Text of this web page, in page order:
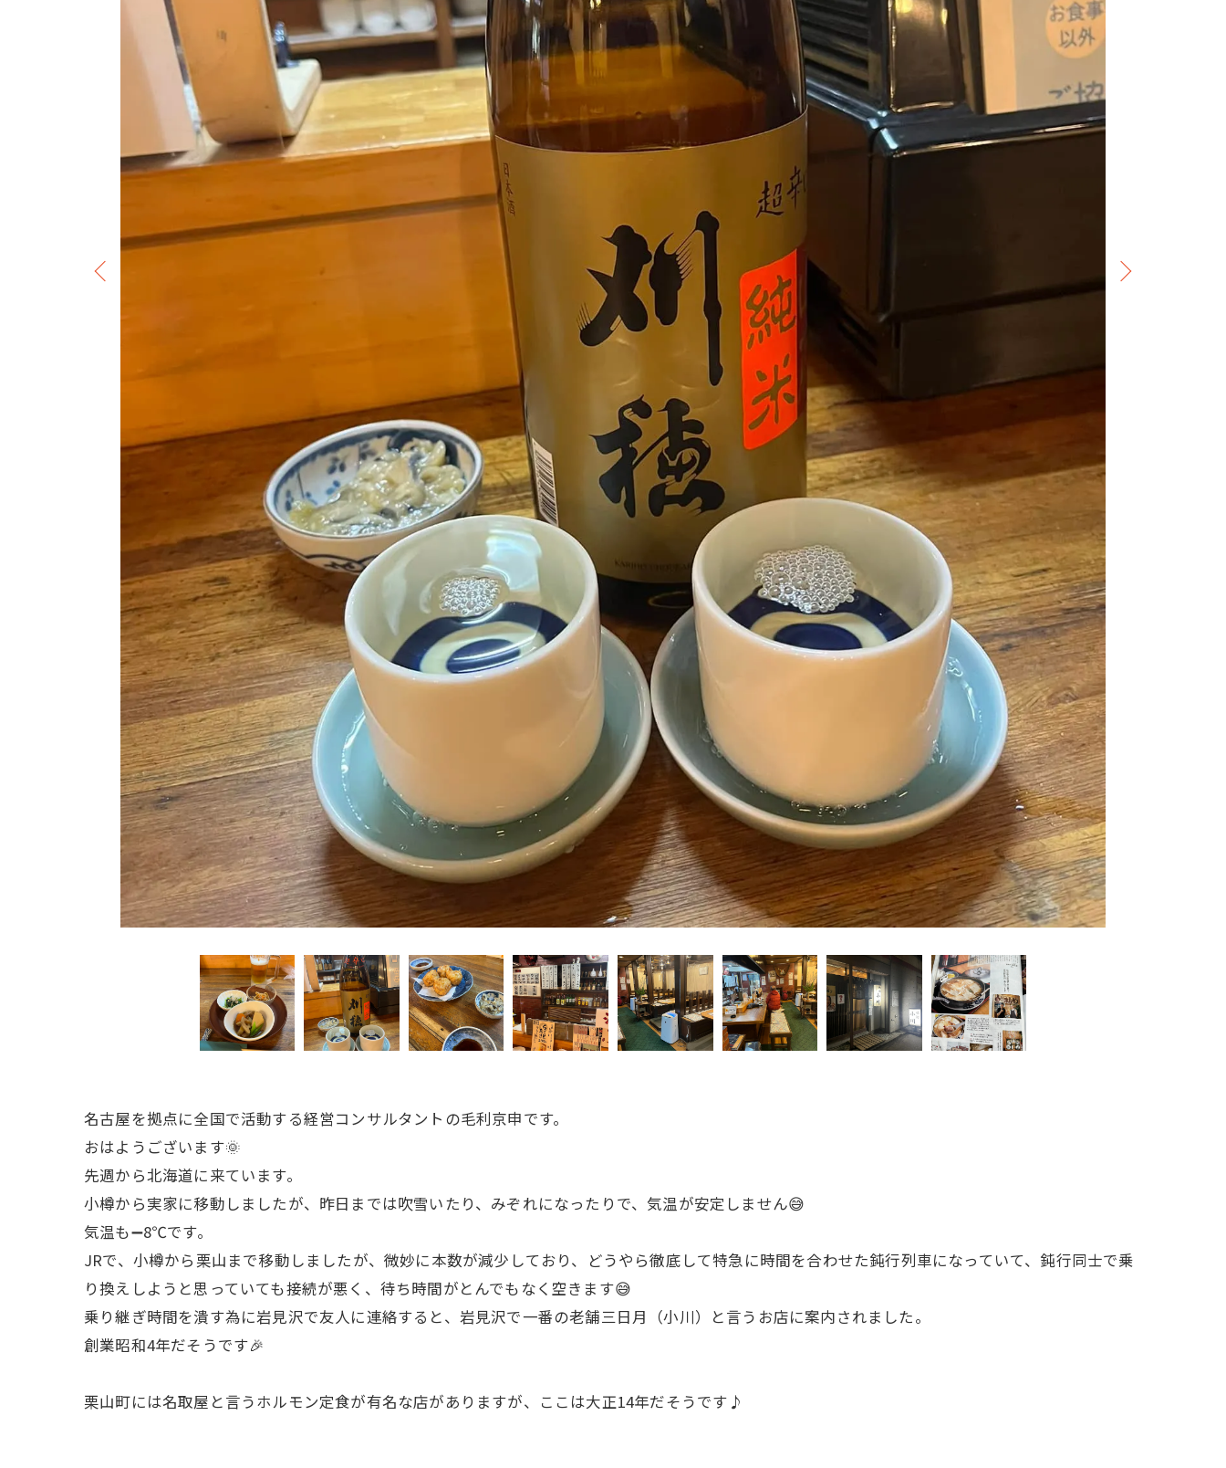
名古屋を拠点に全国で活動する経営コンサルタントの毛利京申です。
おはようございます🌞
先週から北海道に来ています。
小樽から実家に移動しましたが、昨日までは吹雪いたり、みぞれになったりで、気温が安定しません😅
気温も➖8℃です。
JRで、小樽から栗山まで移動しましたが、微妙に本数が減少しており、どうやら徹底して特急に時間を合わせた鈍行列車になっていて、鈍行同士で乗
り換えしようと思っていても接続が悪く、待ち時間がとんでもなく空きます😅
乗り継ぎ時間を潰す為に岩見沢で友人に連絡すると、岩見沢で一番の老舗三日月（小川）と言うお店に案内されました。
創業昭和4年だそうです🎉
栗山町には名取屋と言うホルモン定食が有名な店がありますが、ここは大正14年だそうです♪